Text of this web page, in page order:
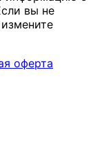
вы не
оферта